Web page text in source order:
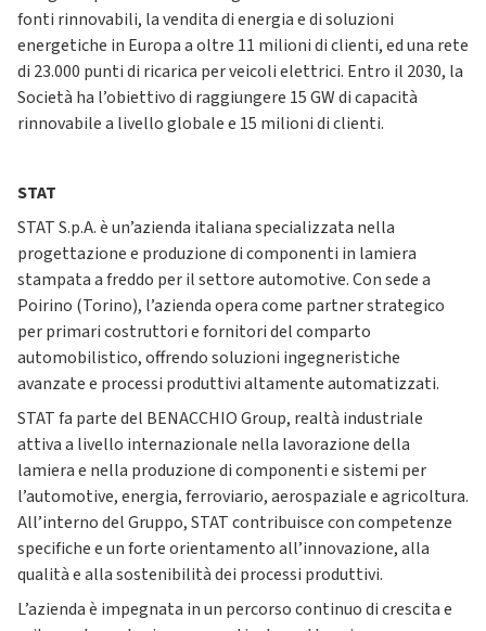
fonti rinnovabili, la vendita di energia e di soluzioni
energetiche in Europa a oltre 11 milioni di clienti, ed una rete
di 23.000 punti di ricarica per veicoli elettrici. Entro il 2030, la
Società ha l’obiettivo di raggiungere 15 GW di capacità
rinnovabile a livello globale e 15 milioni di clienti.
STAT
STAT S.p.A. è un’azienda italiana specializzata nella
progettazione e produzione di componenti in lamiera
stampata a freddo per il settore automotive. Con sede a
Poirino (Torino), l’azienda opera come partner strategico
per primari costruttori e fornitori del comparto
automobilistico, offrendo soluzioni ingegneristiche
avanzate e processi produttivi altamente automatizzati.
STAT fa parte del BENACCHIO Group, realtà industriale
attiva a livello internazionale nella lavorazione della
lamiera e nella produzione di componenti e sistemi per
l’automotive, energia, ferroviario, aerospaziale e agricoltura.
All’interno del Gruppo, STAT contribuisce con competenze
specifiche e un forte orientamento all’innovazione, alla
qualità e alla sostenibilità dei processi produttivi.
L’azienda è impegnata in un percorso continuo di crescita e